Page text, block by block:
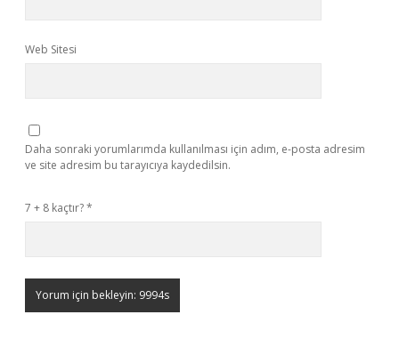
Web Sitesi
Daha sonraki yorumlarımda kullanılması için adım, e-posta adresim
ve site adresim bu tarayıcıya kaydedilsin.
7 + 8 kaçtır?*